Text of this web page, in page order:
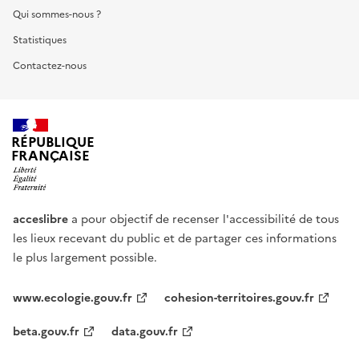
Qui sommes-nous ?
Statistiques
Contactez-nous
RÉPUBLIQUE
FRANÇAISE
acceslibre a pour objectif de recenser l'accessibilité de tous
les lieux recevant du public et de partager ces informations
le plus largement possible.
www.ecologie.gouv.fr
cohesion-territoires.gouv.fr
beta.gouv.fr
data.gouv.fr